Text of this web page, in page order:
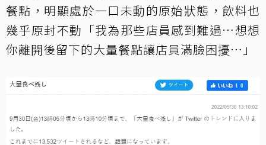
餐點，明顯處於一口未動的原始狀態，飲料也
幾乎原封不動「我為那些店員感到難過…想想
你離開後留下的大量餐點讓店員滿臉困擾…」